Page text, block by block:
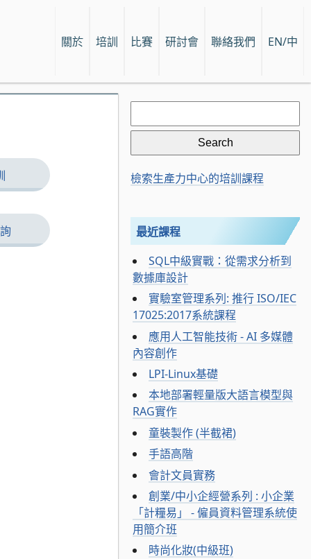
關於 培訓 比賽 研討會 聯絡我們 EN/中
Search
for:
檢索生產力中心的培訓課程
最近課程
SQL中級實戰：從需求分析到
數據庫設計
實驗室管理系列: 推行 ISO/IEC
17025:2017系統課程
應用人工智能技術 - AI 多媒體
內容創作
LPI-Linux基礎
本地部署輕量版大語言模型與
RAG實作
童裝製作 (半截裙)
手語高階
會計文員實務
創業/中小企經營系列 : 小企業
「計糧易」 - 僱員資料管理系統使
用簡介班
時尚化妝(中級班)